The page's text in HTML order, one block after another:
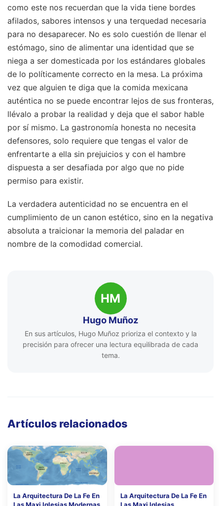
como este nos recuerdan que la vida tiene bordes
afilados, sabores intensos y una terquedad necesaria
para no desaparecer. No es solo cuestión de llenar el
estómago, sino de alimentar una identidad que se
niega a ser domesticada por los estándares globales
de lo políticamente correcto en la mesa. La próxima
vez que alguien te diga que la comida mexicana
auténtica no se puede encontrar lejos de sus fronteras,
llévalo a probar la realidad y deja que el sabor hable
por sí mismo. La gastronomía honesta no necesita
defensores, solo requiere que tengas el valor de
enfrentarte a ella sin prejuicios y con el hambre
dispuesta a ser desafiada por algo que no pide
permiso para existir.
La verdadera autenticidad no se encuentra en el
cumplimiento de un canon estético, sino en la negativa
absoluta a traicionar la memoria del paladar en
nombre de la comodidad comercial.
HM
Hugo Muñoz
En sus artículos, Hugo Muñoz prioriza el contexto y la
precisión para ofrecer una lectura equilibrada de cada
tema.
Artículos relacionados
La Arquitectura De La Fe En
La Arquitectura De La Fe En